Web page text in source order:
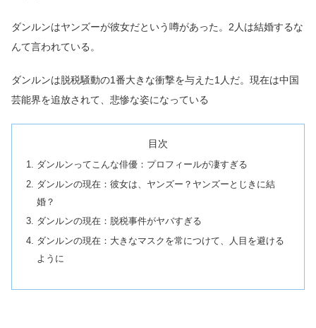
ダンルンはヤンズーが彼女だという噂があった。2人は結婚するな
んて言われている。
ダンルンは脱税騒動の1番大きな衝撃を与えた1人だ。現在は中国
芸能界を追放されて、悲惨な姿になっている
目次
ダンルンってこんな俳優：プロフィールが凄すぎる
ダンルンの現在：彼女は、ヤンズー？ヤンズーとじきに結
婚？
ダンルンの現在：脱税事件がヤバすぎる
ダンルンの現在：大きなマスクを常につけて、人目を避ける
ように